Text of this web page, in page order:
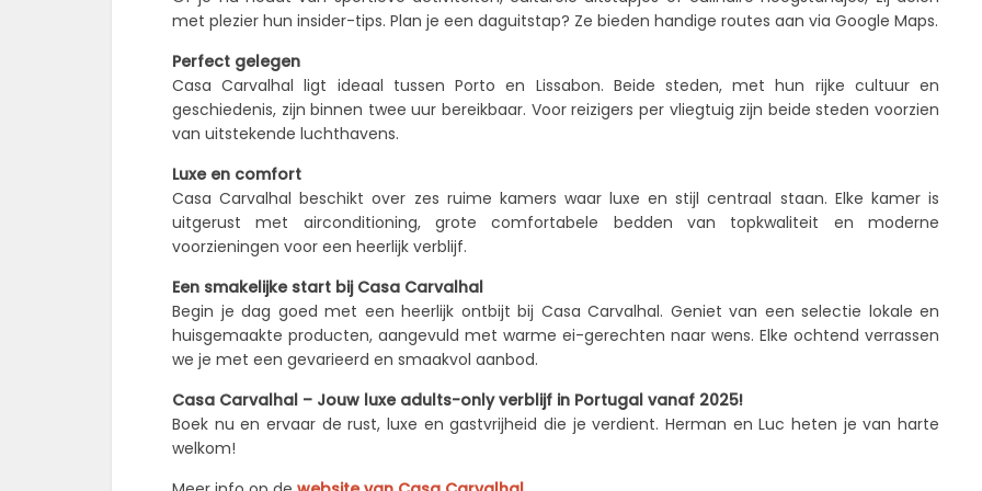
met plezier hun insider-tips. Plan je een daguitstap? Ze bieden handige routes aan via Google Maps.
Perfect gelegen
Casa Carvalhal ligt ideaal tussen Porto en Lissabon. Beide steden, met hun rijke cultuur en
geschiedenis, zijn binnen twee uur bereikbaar. Voor reizigers per vliegtuig zijn beide steden voorzien
van uitstekende luchthavens.
Luxe en comfort
Casa Carvalhal beschikt over zes ruime kamers waar luxe en stijl centraal staan. Elke kamer is
uitgerust met airconditioning, grote comfortabele bedden van topkwaliteit en moderne
voorzieningen voor een heerlijk verblijf.
Een smakelijke start bij Casa Carvalhal
Begin je dag goed met een heerlijk ontbijt bij Casa Carvalhal. Geniet van een selectie lokale en
huisgemaakte producten, aangevuld met warme ei-gerechten naar wens. Elke ochtend verrassen
we je met een gevarieerd en smaakvol aanbod.
Casa Carvalhal – Jouw luxe adults-only verblijf in Portugal vanaf 2025!
Boek nu en ervaar de rust, luxe en gastvrijheid die je verdient. Herman en Luc heten je van harte
welkom!